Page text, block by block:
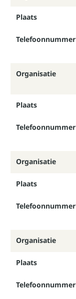
Plaats
Telefoonnummer
Organisatie
Plaats
Telefoonnummer
Organisatie
Plaats
Telefoonnummer
Organisatie
Plaats
Telefoonnummer